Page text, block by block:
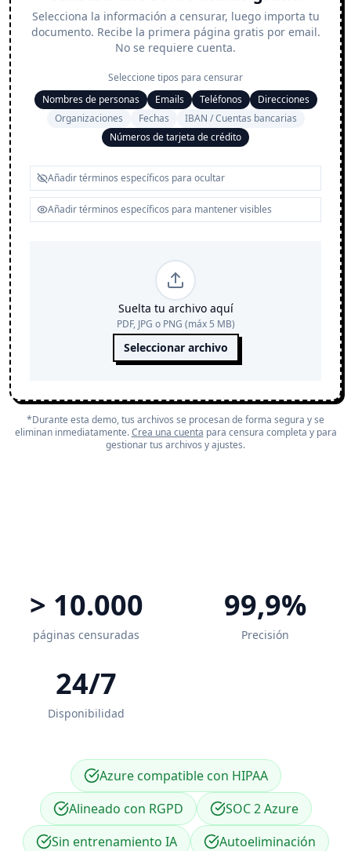
Selecciona la información a censurar, luego importa tu
documento. Recibe la primera página gratis por email.
No se requiere cuenta.
Seleccione tipos para censurar
Nombres de personas
Emails Teléfonos
Direcciones
Organizaciones
Fechas
IBAN / Cuentas bancarias
Números de tarjeta de crédito
Suelta tu archivo aquí
PDF, JPG o PNG (máx 5 MB)
Seleccionar archivo
*Durante esta demo, tus archivos se procesan de forma segura y se
eliminan inmediatamente. Crea una cuenta para censura completa y para
gestionar tus archivos y ajustes.
> 10.000
páginas censuradas
99,9%
Precisión
24/7
Disponibilidad
Azure compatible con HIPAA
Alineado con RGPD
SOC 2 Azure
Sin entrenamiento IA
Autoeliminación